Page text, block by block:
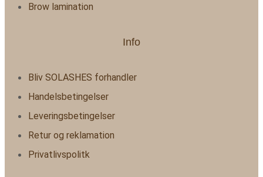
Brow lamination
Info
Bliv SOLASHES forhandler
Handelsbetingelser
Leveringsbetingelser
Retur og reklamation
Privatlivspolitk